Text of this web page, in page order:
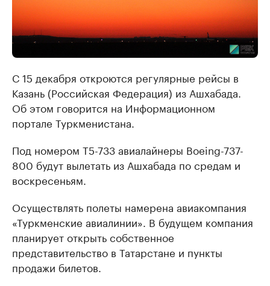
С 15 декабря откроются регулярные рейсы в
Казань (Российская Федерация) из Ашхабада.
Об этом говорится на Информационном
портале Туркменистана.
Под номером Т5-733 авиалайнеры Boeing-737-
800 будут вылетать из Ашхабада по средам и
воскресеньям.
Осуществлять полеты намерена авиакомпания
«Туркменские авиалинии». В будущем компания
планирует открыть собственное
представительство в Татарстане и пункты
продажи билетов.